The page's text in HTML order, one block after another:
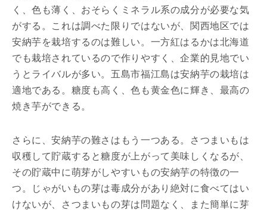
く、色も薄く、おそらくミネラル系の成分が必要な気
がする。これは調べた限りではないが、関西地区では
安納芋を栽培するのは難しい。一方紅はるかは北海道
でも栽培されているので作りやすく、企業的見地でい
うとライバルが多い。五島市福江島は安納芋の栽培は
適地である。糖度も高く、色も黄金色に輝き、最高の
焼き芋ができる。
さらに、安納芋の難さはもう一つある。さつまいもは
収穫して貯蔵すると糖度が上がって美味しくなるが、
その貯蔵中に萌芽がしやすいもの安納芋の特徴の一
つ。じゃがいもの芽は毒成分があり絶対に食べてはい
けないが、さつまいもの芽は問題なく、また簡単に芽